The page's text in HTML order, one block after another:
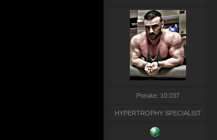
Poruke: 10.037
HYPERTROPHY SPECIALIST